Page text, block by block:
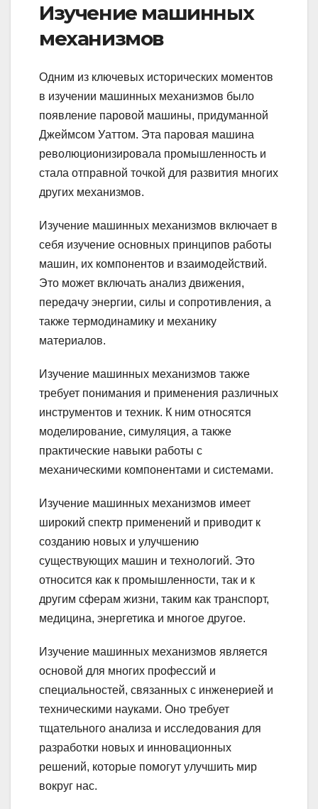
Изучение машинных
механизмов
Одним из ключевых исторических моментов
в изучении машинных механизмов было
появление паровой машины, придуманной
Джеймсом Уаттом. Эта паровая машина
революционизировала промышленность и
стала отправной точкой для развития многих
других механизмов.
Изучение машинных механизмов включает в
себя изучение основных принципов работы
машин, их компонентов и взаимодействий.
Это может включать анализ движения,
передачу энергии, силы и сопротивления, а
также термодинамику и механику
материалов.
Изучение машинных механизмов также
требует понимания и применения различных
инструментов и техник. К ним относятся
моделирование, симуляция, а также
практические навыки работы с
механическими компонентами и системами.
Изучение машинных механизмов имеет
широкий спектр применений и приводит к
созданию новых и улучшению
существующих машин и технологий. Это
относится как к промышленности, так и к
другим сферам жизни, таким как транспорт,
медицина, энергетика и многое другое.
Изучение машинных механизмов является
основой для многих профессий и
специальностей, связанных с инженерией и
техническими науками. Оно требует
тщательного анализа и исследования для
разработки новых и инновационных
решений, которые помогут улучшить мир
вокруг нас.